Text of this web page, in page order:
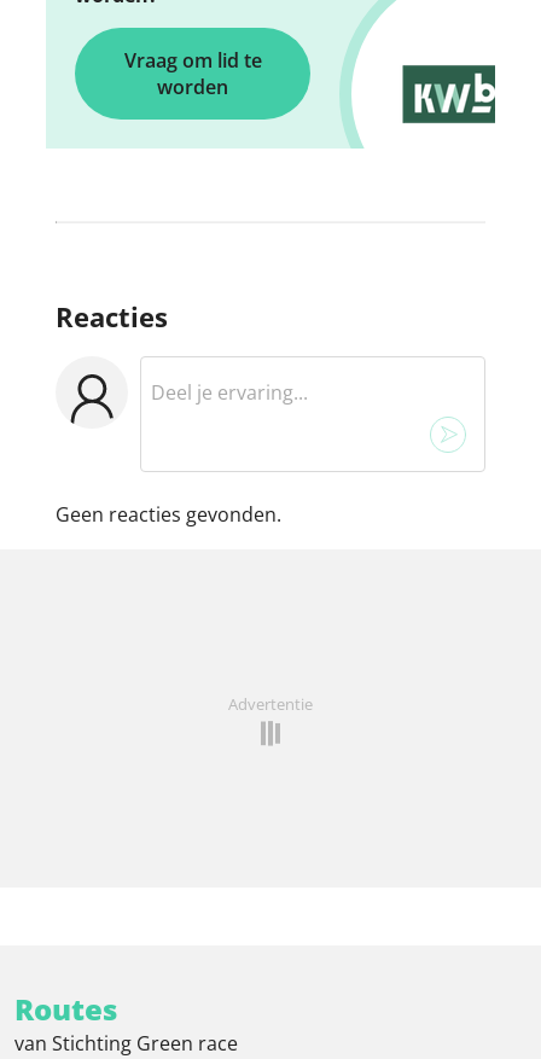
Vraag om lid te
worden
Reacties
Geen reacties gevonden.
Advertentie
Routes
van Stichting Green race